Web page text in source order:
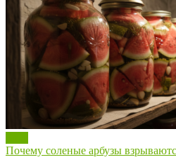
Почему соленые арбузы